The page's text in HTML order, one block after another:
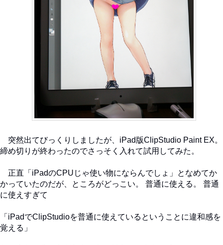
突然出てびっくりしましたが、iPad版ClipStudio Paint EX。
締め切りが終わったのでさっそく入れて試用してみた。
正直「iPadのCPUじゃ使い物にならんでしょ」となめてか
かっていたのだが、ところがどっこい。 普通に使える。 普通
に使えすぎて
「iPadでClipStudioを普通に使えているということに違和感を
覚える」